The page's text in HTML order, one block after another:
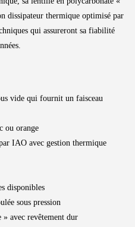
dissipateur thermique optimisé par
qui assureront sa fiabilité
vide qui fournit un faisceau
ou orange
IAO avec gestion thermique
disponibles
sous pression
avec revêtement dur